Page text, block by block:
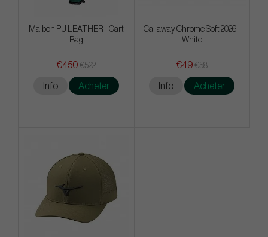
Malbon PU LEATHER - Cart
Bag
€450 €522
Info Acheter
Callaway Chrome Soft 2026 -
White
€49 €58
Info Acheter